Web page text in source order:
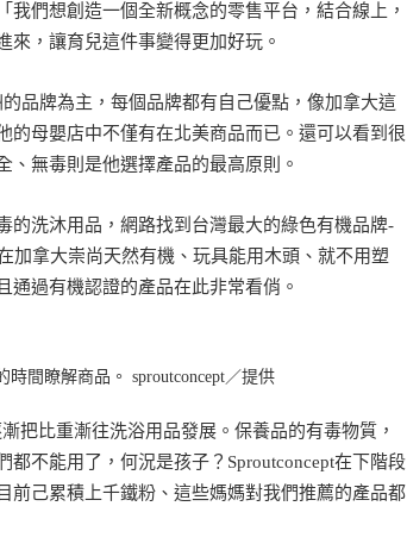
們想創造一個全新概念的零售平台，結合線上，
，讓育兒這件事變得更加好玩。
品牌為主，每個品牌都有自己優點，像加拿大這
的母嬰店中不僅有在北美商品而已。還可以看到很
、無毒則是他選擇產品的最高原則。
的洗沐用品，網路找到台灣最大的綠色有機品牌-
加拿大崇尚天然有機、玩具能用木頭、就不用塑
通過有機認證的產品在此非常看俏。
間瞭解商品。 sproutconcept／提供
把比重漸往洗浴用品發展。保養品的有毒物質，
不能用了，何況是孩子？Sproutconcept在下階段
前己累積上千鐵粉、這些媽媽對我們推薦的產品都